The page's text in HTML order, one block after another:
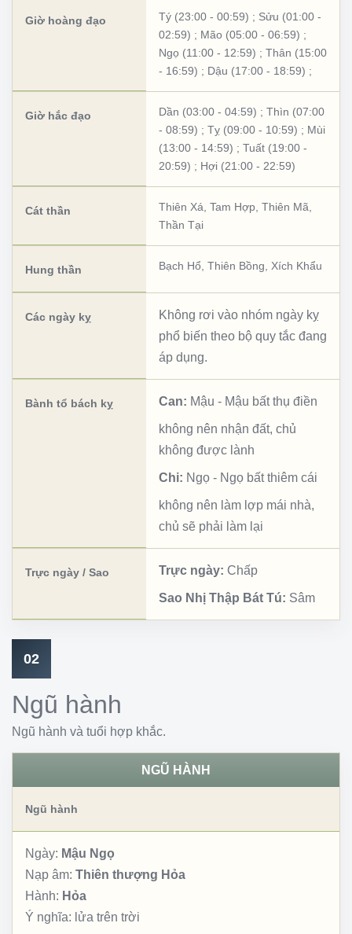
Giờ hoàng đạo Tý (23:00 - 00:59) ; Sửu (01:00 -
02:59) ; Mão (05:00 - 06:59) ;
Ngọ (11:00 - 12:59) ; Thân (15:00
- 16:59) ; Dậu (17:00 - 18:59) ;
Giờ hắc đạo Dần (03:00 - 04:59) ; Thìn (07:00
- 08:59) ; Tỵ (09:00 - 10:59) ; Mùi
(13:00 - 14:59) ; Tuất (19:00 -
20:59) ; Hợi (21:00 - 22:59)
Cát thần Thiên Xá Tam Hợp Thiên Mã
Thần Tại
Hung thần Bạch Hổ Thiên Bồng Xích Khẩu
Các ngày kỵ
Không rơi vào nhóm ngày kỵ
phổ biến theo bộ quy tắc đang
áp dụng.
Bành tổ bách kỵ Can: Mậu - Mậu bất thụ điền
không nên nhận đất, chủ
không được lành
Chi: Ngọ - Ngọ bất thiêm cái
không nên làm lợp mái nhà,
chủ sẽ phải làm lại
Trực ngày / Sao Trực ngày: Chấp
Sao Nhị Thập Bát Tú: Sâm
02
Ngũ hành
Ngũ hành và tuổi hợp khắc.
NGŨ HÀNH
Ngũ hành
Ngày: Mậu Ngọ
Nạp âm: Thiên thượng Hỏa
Hành: Hỏa
Ý nghĩa: lửa trên trời